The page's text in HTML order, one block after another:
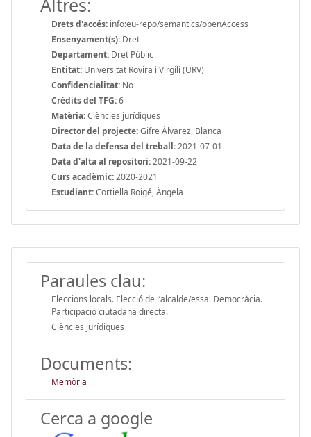
Altres:
Drets d'accés: info:eu-repo/semantics/openAccess
Ensenyament(s): Dret
Departament: Dret Públic
Entitat: Universitat Rovira i Virgili (URV)
Confidencialitat: No
Crèdits del TFG:6
Matèria:Ciències jurídiques
Director del projecte:Gifre Àlvarez, Blanca
Data de la defensa del treball:2021-07-01
Data d'alta al repositori:2021-09-22
Curs acadèmic:2020-2021
Estudiant:Cortiella Roigé, Àngela
Paraules clau:
Eleccions locals. Elecció de l’alcalde/essa. Democràcia.
Participació ciutadana directa.
Ciències jurídiques
Documents:
Memòria
Cerca a google